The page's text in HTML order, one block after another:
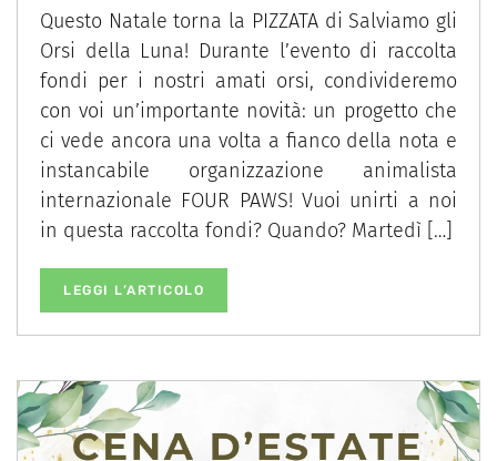
Questo Natale torna la PIZZATA di Salviamo gli
Orsi della Luna! Durante l’evento di raccolta
fondi per i nostri amati orsi, condivideremo
con voi un’importante novità: un progetto che
ci vede ancora una volta a fianco della nota e
instancabile organizzazione animalista
internazionale FOUR PAWS! Vuoi unirti a noi
in questa raccolta fondi? Quando? Martedì […]
LEGGI L’ARTICOLO